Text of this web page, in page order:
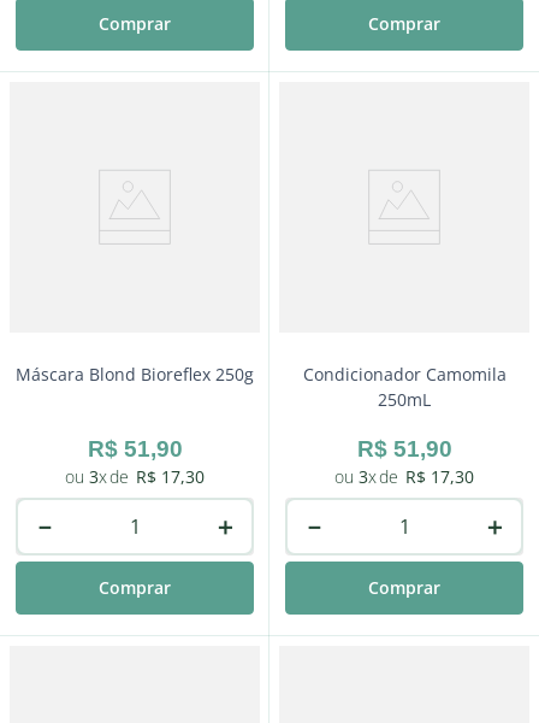
Comprar Comprar
Máscara Blond Bioreflex 250g
R$ 51,90
3 R$ 17,30
＋
－
Comprar
Condicionador Camomila
250mL
R$ 51,90
3 R$ 17,30
＋
－
Comprar